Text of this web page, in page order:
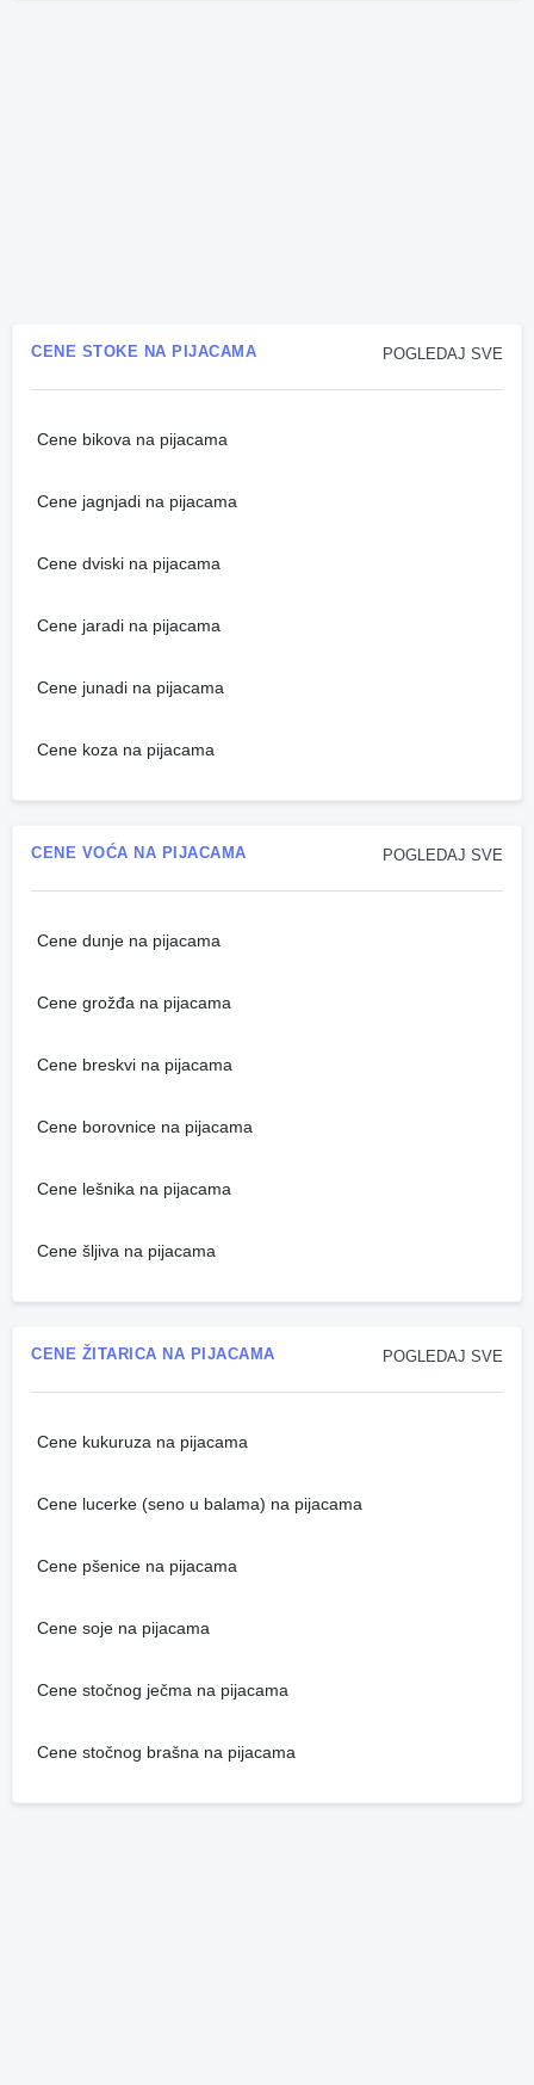
POGLEDAJ SVE
CENE STOKE NA PIJACAMA
Cene bikova na pijacama
Cene jagnjadi na pijacama
Cene dviski na pijacama
Cene jaradi na pijacama
Cene junadi na pijacama
Cene koza na pijacama
POGLEDAJ SVE
CENE VOĆA NA PIJACAMA
Cene dunje na pijacama
Cene grožđa na pijacama
Cene breskvi na pijacama
Cene borovnice na pijacama
Cene lešnika na pijacama
Cene šljiva na pijacama
POGLEDAJ SVE
CENE ŽITARICA NA PIJACAMA
Cene kukuruza na pijacama
Cene lucerke (seno u balama) na pijacama
Cene pšenice na pijacama
Cene soje na pijacama
Cene stočnog ječma na pijacama
Cene stočnog brašna na pijacama